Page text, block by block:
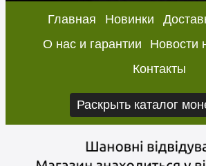
Главная Новинки
О нас и гарантии
Новости
Контакты
Раскрыть каталог